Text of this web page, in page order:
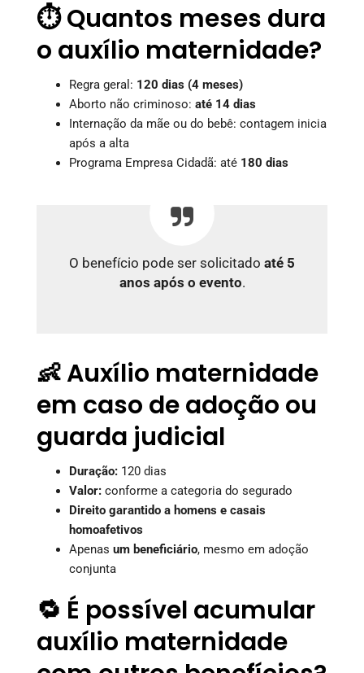
⏱️ Quantos meses dura
o auxílio maternidade?
Regra geral: 120 dias (4 meses)
Aborto não criminoso: até 14 dias
Internação da mãe ou do bebê: contagem inicia
após a alta
Programa Empresa Cidadã: até 180 dias
O benefício pode ser solicitado até 5
anos após o evento.
👶 Auxílio maternidade
em caso de adoção ou
guarda judicial
Duração: 120 dias
Valor: conforme a categoria do segurado
Direito garantido a homens e casais
homoafetivos
Apenas um beneficiário, mesmo em adoção
conjunta
🔁 É possível acumular
auxílio maternidade